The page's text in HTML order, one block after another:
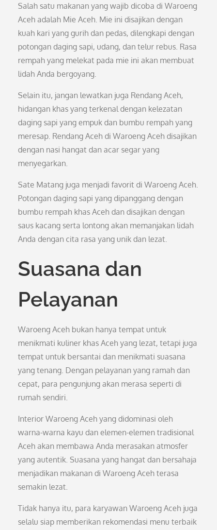
Salah satu makanan yang wajib dicoba di Waroeng
Aceh adalah Mie Aceh. Mie ini disajikan dengan
kuah kari yang gurih dan pedas, dilengkapi dengan
potongan daging sapi, udang, dan telur rebus. Rasa
rempah yang melekat pada mie ini akan membuat
lidah Anda bergoyang.
Selain itu, jangan lewatkan juga Rendang Aceh,
hidangan khas yang terkenal dengan kelezatan
daging sapi yang empuk dan bumbu rempah yang
meresap. Rendang Aceh di Waroeng Aceh disajikan
dengan nasi hangat dan acar segar yang
menyegarkan.
Sate Matang juga menjadi favorit di Waroeng Aceh.
Potongan daging sapi yang dipanggang dengan
bumbu rempah khas Aceh dan disajikan dengan
saus kacang serta lontong akan memanjakan lidah
Anda dengan cita rasa yang unik dan lezat.
Suasana dan
Pelayanan
Waroeng Aceh bukan hanya tempat untuk
menikmati kuliner khas Aceh yang lezat, tetapi juga
tempat untuk bersantai dan menikmati suasana
yang tenang. Dengan pelayanan yang ramah dan
cepat, para pengunjung akan merasa seperti di
rumah sendiri.
Interior Waroeng Aceh yang didominasi oleh
warna-warna kayu dan elemen-elemen tradisional
Aceh akan membawa Anda merasakan atmosfer
yang autentik. Suasana yang hangat dan bersahaja
menjadikan makanan di Waroeng Aceh terasa
semakin lezat.
Tidak hanya itu, para karyawan Waroeng Aceh juga
selalu siap memberikan rekomendasi menu terbaik